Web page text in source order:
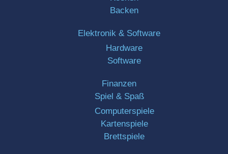
Backen
Elektronik & Software
Hardware
Software
Finanzen
Spiel & Spaß
Computerspiele
Kartenspiele
Brettspiele